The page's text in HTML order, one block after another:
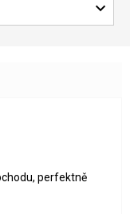
perfektně